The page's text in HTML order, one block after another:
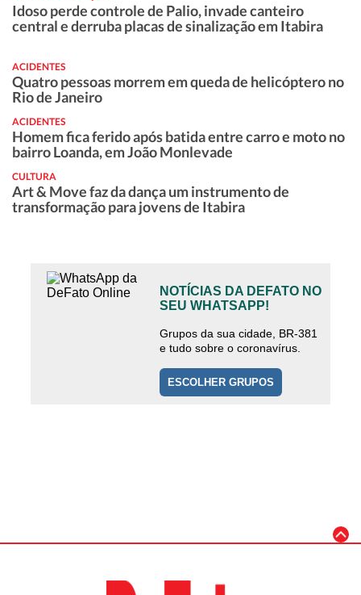
Idoso perde controle de Palio, invade canteiro
central e derruba placas de sinalização em Itabira
ACIDENTES
Quatro pessoas morrem em queda de helicóptero no
Rio de Janeiro
ACIDENTES
Homem fica ferido após batida entre carro e moto no
bairro Loanda, em João Monlevade
CULTURA
Art & Move faz da dança um instrumento de
transformação para jovens de Itabira